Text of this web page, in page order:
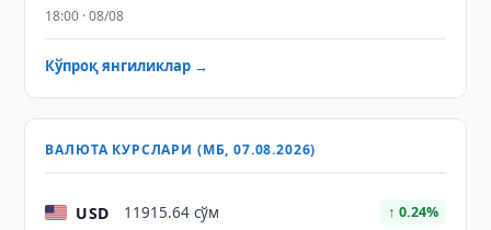
18:00 · 08/08
Кўпроқ янгиликлар →
ВАЛЮТА КУРСЛАРИ (МБ, 07.08.2026)
USD 11915.64 сўм ↑ 0.24%